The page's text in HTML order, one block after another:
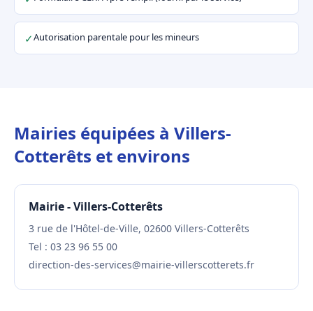
✓Autorisation parentale pour les mineurs
Mairies équipées à Villers-
Cotterêts et environs
Mairie - Villers-Cotterêts
3 rue de l'Hôtel-de-Ville, 02600 Villers-Cotterêts
Tel : 03 23 96 55 00
direction-des-services@mairie-villerscotterets.fr